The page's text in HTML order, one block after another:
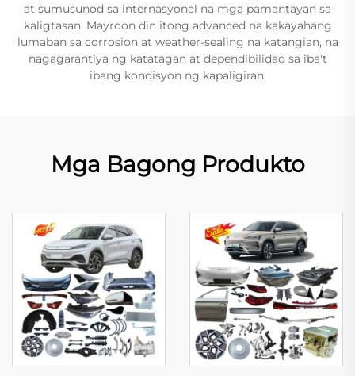
at sumusunod sa internasyonal na mga pamantayan sa
kaligtasan. Mayroon din itong advanced na kakayahang
lumaban sa corrosion at weather-sealing na katangian, na
nagagarantiya ng katatagan at dependibilidad sa iba't
ibang kondisyon ng kapaligiran.
Mga Bagong Produkto